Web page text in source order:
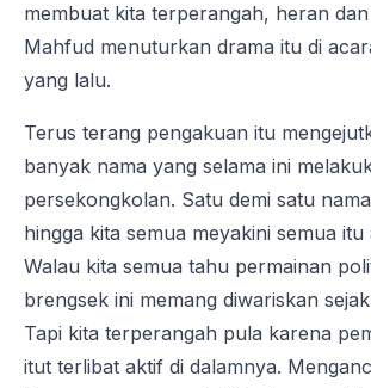
membuat kita terperangah, heran
Mahfud menuturkan drama itu di
yang lalu.
Terus terang pengakuan itu
banyak nama yang selama ini
persekongkolan. Satu demi satu
hingga kita semua meyakini semua
Walau kita semua tahu permainan
brengsek ini memang diwariskan
Tapi kita terperangah pula karena
itut terlibat aktif di dalamnya.